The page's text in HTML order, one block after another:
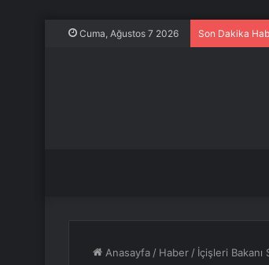
Cuma, Ağustos 7 2026 Son Dakika
Anasayfa / Haber / İçişleri Bakanı